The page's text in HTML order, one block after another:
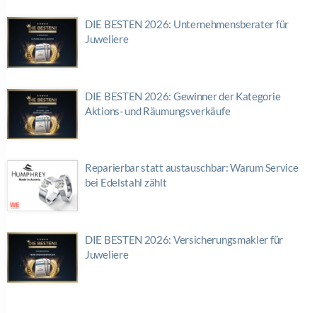
DIE BESTEN 2026: Unternehmensberater für
Juweliere
DIE BESTEN 2026: Gewinner der Kategorie
Aktions- und Räumungsverkäufe
Reparierbar statt austauschbar: Warum Service
bei Edelstahl zählt
DIE BESTEN 2026: Versicherungsmakler für
Juweliere